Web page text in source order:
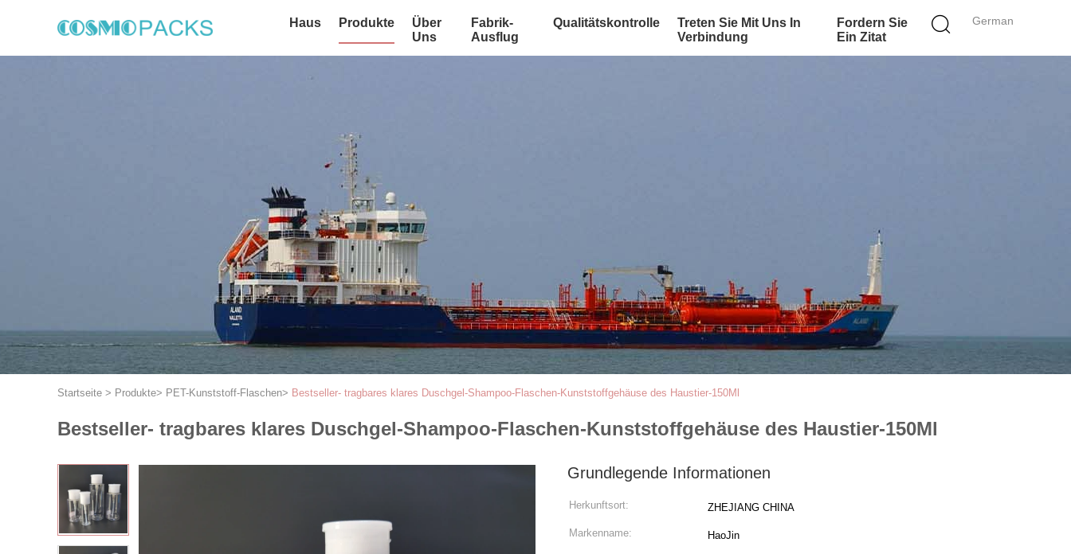
German
Haus Produkte
Über
Uns
Fabrik-
Ausflug
Qualitätskontrolle
Treten Sie Mit Uns In
Verbindung
Fordern Sie
Ein Zitat
Startseite > Produkte> PET-Kunststoff-Flaschen> Bestseller- tragbares klares Duschgel-Shampoo-Flaschen-Kunststoffgehäuse des Haustier-150Ml
Bestseller- tragbares klares Duschgel-Shampoo-Flaschen-Kunststoffgehäuse des Haustier-150Ml
Grundlegende Informationen
Herkunftsort: ZHEJIANG CHINA
Markenname: HaoJin